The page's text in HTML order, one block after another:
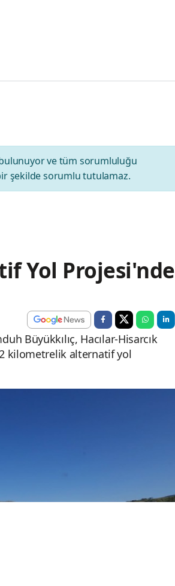
ve tüm sorumluluğu
şekilde sorumlu tutulamaz.
Yol Projesi'nde
Büyükkılıç, Hacılar-Hisarcık
kilometrelik alternatif yol